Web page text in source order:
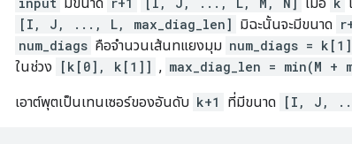
[I, J, ..., L, max_diag_len] มิฉะนั้นจะมีขนาด
num_diags คือจำนวนเส้นทแยงมุม num_diags =
ในช่วง
[k[0], k[1]] , max_diag_len =
เอาต์พุตเป็นเทนเซอร์ของอันดับ k+1 ที่มีขนาด [I, J,